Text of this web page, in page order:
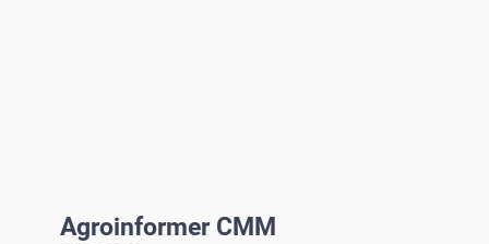
Agroinformer СММ